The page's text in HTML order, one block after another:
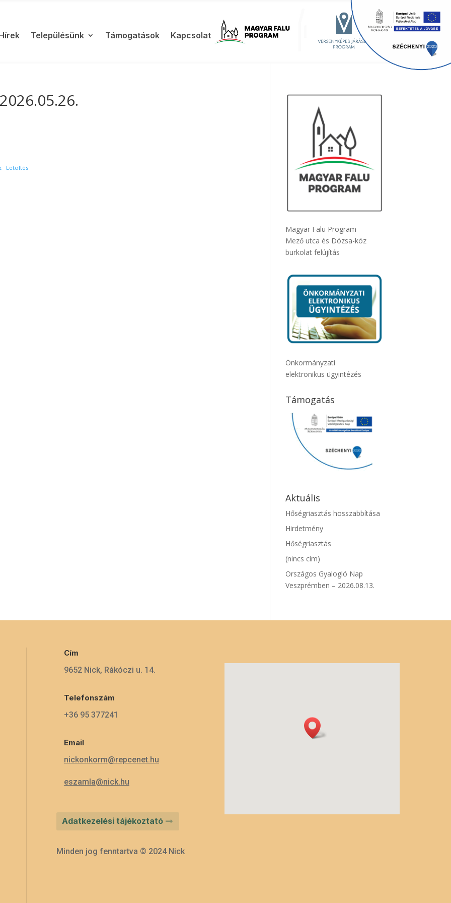
Településünk Támogatások Kapcsolat
Letöltés
Magyar Falu Program
Mező utca és Dózsa-köz
burkolat felújítás
Önkormányzati
elektronikus ügyintézés
Támogatás
Aktuális
Hőségriasztás hosszabbítása
Hirdetmény
Hőségriasztás
(nincs cím)
Országos Gyalogló Nap
Veszprémben – 2026.08.13.
Cím
9652 Nick, Rákóczi u. 14.
Telefonszám
+36 95 377241
Email
nickonkorm@repcenet.hu
eszamla@nick.hu
Adatkezelési tájékoztató
Minden jog fenntartva © 2024 Nick